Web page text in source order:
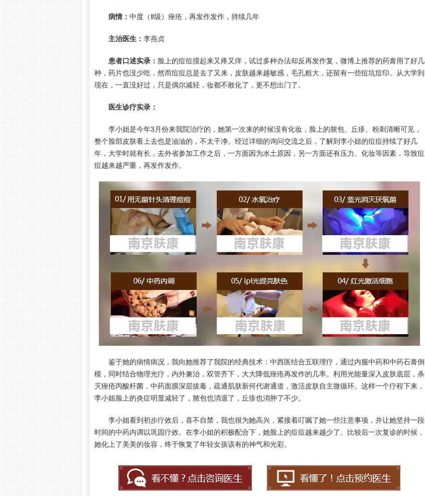
病情： 中度（Ⅱ级）痤疮，再发作发作，持续几年
主治医生： 李燕贞
患者口述实录： 脸上的痘痘摸起来又疼又痒，试过多种办法却反再发作复，微博上推荐的药膏用了好几
种，药片也没少吃，然而痘痘总是去了又来，皮肤越来越敏感，毛孔粗大，还留有一些痘坑痘印。从大学到
现在，一直没好过，只是偶尔减轻，妆都不敢化了，更不想出门了。
医生诊疗实录：
李小姐是今年3月份来我院治疗的，她第一次来的时候没有化妆，脸上的脓包、丘疹、粉刺清晰可见，
整个脸部皮肤看上去也是油油的，不太干净。经过详细的询问交流之后，了解到李小姐的痘痘持续了好几
年，大学时就有长，去外省参加工作之后，一方面因为水土原因，另一方面还有压力、化妆等因素，导致痘
痘越来越严重，再发作发作。
鉴于她的病情病况，我向她推荐了我院的经典技术：中西医结合五联理疗，通过内服中药和中药石膏倒
模，同时结合物理光疗，内外兼治，双管齐下，大大降低痤疮再发作的几率。利用光能量深入皮肤底层，杀
灭痤疮丙酸杆菌，中药面膜深层拔毒，疏通肌肤新何代谢通道，激活皮肤自主微循环。这样一个疗程下来，
李小姐脸上的炎症明显减轻了，脓包也消退了，丘疹也消肿了不少。
李小姐看到初步疗效后，喜不自禁，我也很为她高兴，紧接着叮嘱了她一些注意事项，并让她坚持一段
时间的中药内调以巩固疗效。在李小姐的积极配合下，她脸上的痘痘越来越少了。比较后一次复诊的时候，
她化上了美美的妆容，终于恢复了年轻女孩该有的神气和光彩。